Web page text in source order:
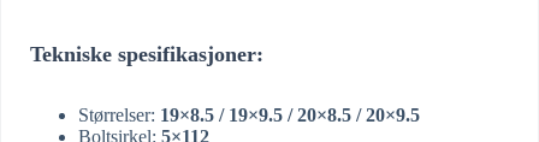
Tekniske spesifikasjoner:
Størrelser: 19×8.5 / 19×9.5 / 20×8.5 / 20×9.5
Boltsirkel: 5×112